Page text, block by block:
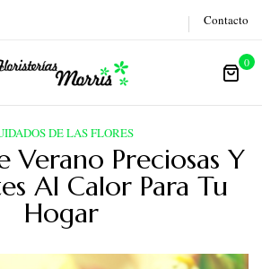
Contacto
0
DE LAS FLORES
Verano Preciosas Y
Al Calor Para Tu
Hogar